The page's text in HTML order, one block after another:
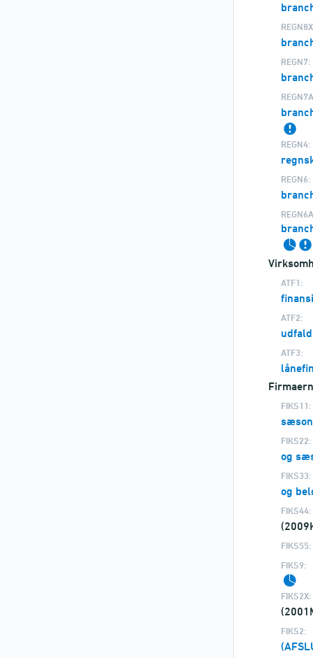
REGN7:
REGN4:
REGN6:
ATF1:
ATF2:
ATF3:
FIKS11:
FIKS22:
og
FIKS33:
og
FIKS44:
FIKS55:
FIKS9:
FIKS2X:
FIKS2: